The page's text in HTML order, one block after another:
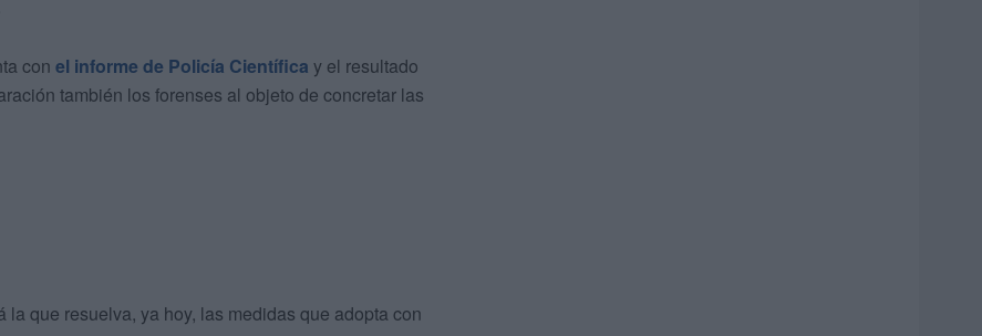
con el informe de Policía Científica y el resultado
también los forenses al objeto de concretar las
que resuelva, ya hoy, las medidas que adopta con